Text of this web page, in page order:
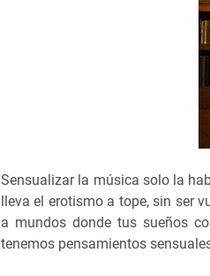
Sensualizar la música solo la
lleva el erotismo a tope, sin ser
a mundos donde tus sueños
tenemos pensamientos